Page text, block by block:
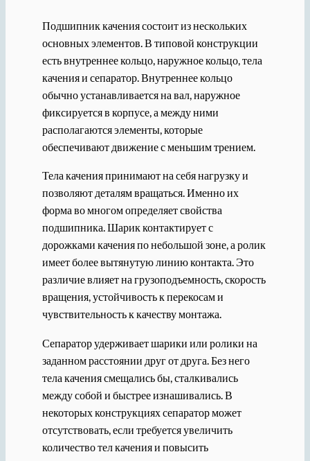
Подшипник качения состоит из нескольких
основных элементов. В типовой конструкции
есть внутреннее кольцо, наружное кольцо, тела
качения и сепаратор. Внутреннее кольцо
обычно устанавливается на вал, наружное
фиксируется в корпусе, а между ними
располагаются элементы, которые
обеспечивают движение с меньшим трением.
Тела качения принимают на себя нагрузку и
позволяют деталям вращаться. Именно их
форма во многом определяет свойства
подшипника. Шарик контактирует с
дорожками качения по небольшой зоне, а ролик
имеет более вытянутую линию контакта. Это
различие влияет на грузоподъемность, скорость
вращения, устойчивость к перекосам и
чувствительность к качеству монтажа.
Сепаратор удерживает шарики или ролики на
заданном расстоянии друг от друга. Без него
тела качения смещались бы, сталкивались
между собой и быстрее изнашивались. В
некоторых конструкциях сепаратор может
отсутствовать, если требуется увеличить
количество тел качения и повысить